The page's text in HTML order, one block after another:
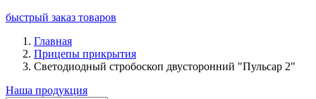
быстрый заказ товаров
Главная
Прицепы прикрытия
Светодиодный стробоскоп двусторонний "Пульсар 2"
Наша продукция